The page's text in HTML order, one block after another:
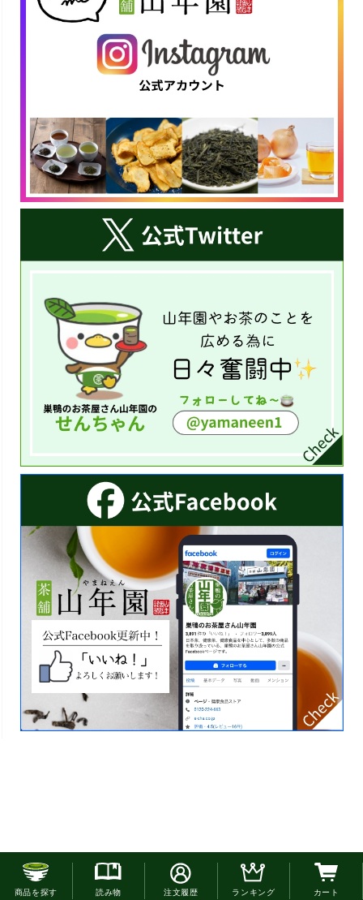
お電話でのご注文はこちら
商品を探す 読み物 注文履歴 ランキング カート